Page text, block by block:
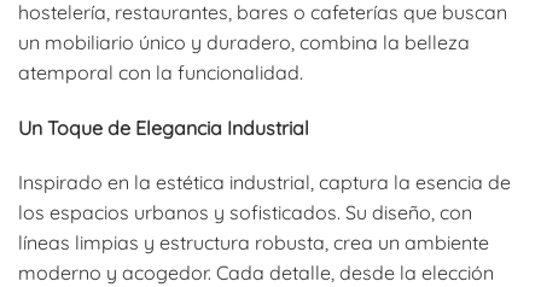
hostelería, restaurantes, bares o cafeterías que buscan
un mobiliario único y duradero, combina la belleza
atemporal con la funcionalidad.
Un Toque de Elegancia Industrial
Inspirado en la estética industrial, captura la esencia de
los espacios urbanos y sofisticados. Su diseño, con
líneas limpias y estructura robusta, crea un ambiente
moderno y acogedor. Cada detalle, desde la elección